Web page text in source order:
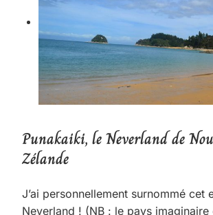
Punakaiki, le Neverland de
Zélande
J’ai personnellement surnommé cet
Neverland ! (NB : le pays imaginaire